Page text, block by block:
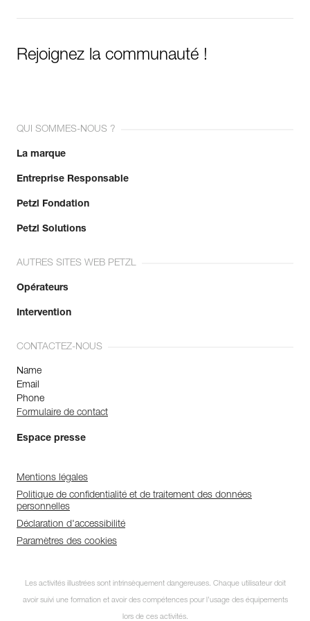
fabrication.
En savoir plus
Rejoignez la communauté !
QUI SOMMES-NOUS ?
La marque
Entreprise Responsable
Petzl Fondation
Petzl Solutions
AUTRES SITES WEB PETZL
Opérateurs
Intervention
CONTACTEZ-NOUS
Name
Email
Phone
Formulaire de contact
Espace presse
Mentions légales
Politique de confidentialité et de traitement des données
personnelles
Déclaration d'accessibilité
Paramètres des cookies
Les activités illustrées sont intrinsèquement dangereuses. Chaque utilisateur doit
avoir suivi une formation et avoir des compétences pour l’usage des équipements
lors de ces activités.